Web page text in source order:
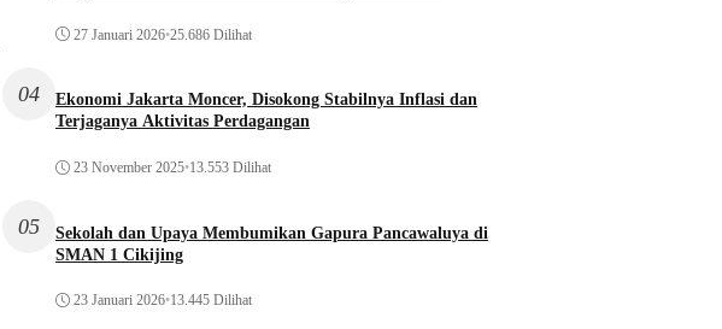
27 Januari 2026•25.686 Dilihat
04
Ekonomi Jakarta Moncer, Disokong Stabilnya Inflasi dan
Terjaganya Aktivitas Perdagangan
23 November 2025•13.553 Dilihat
05
Sekolah dan Upaya Membumikan Gapura Pancawaluya di
SMAN 1 Cikijing
23 Januari 2026•13.445 Dilihat